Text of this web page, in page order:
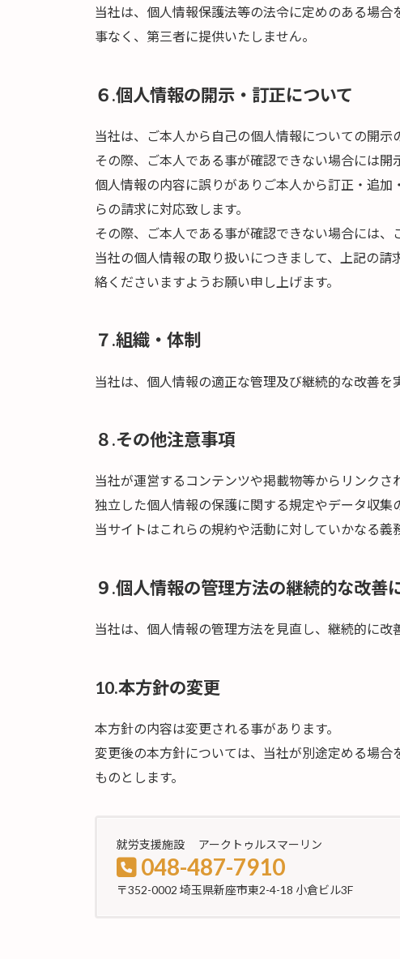
当社は、個人情報保護法等の法令に定めのある場
事なく、第三者に提供いたしません。
６.個人情報の開示・訂正について
当社は、ご本人から自己の個人情報についての開示
その際、ご本人である事が確認できない場合には開
個人情報の内容に誤りがありご本人から訂正・追
らの請求に対応致します。
その際、ご本人である事が確認できない場合には、
当社の個人情報の取り扱いにつきまして、上記の
絡くださいますようお願い申し上げます。
７.組織・体制
当社は、個人情報の適正な管理及び継続的な改善を
８.その他注意事項
当社が運営するコンテンツや掲載物等からリンク
独立した個人情報の保護に関する規定やデータ収集
当サイトはこれらの規約や活動に対していかなる義
９.個人情報の管理方法の継続的な改善
当社は、個人情報の管理方法を見直し、継続的に改
10.本方針の変更
本方針の内容は変更される事があります。
変更後の本方針については、当社が別途定める場
ものとします。
就労支援施設 アークトゥルスマーリン
048-487-7910
〒352-0002 埼玉県新座市東2-4-18 小倉ビル3F